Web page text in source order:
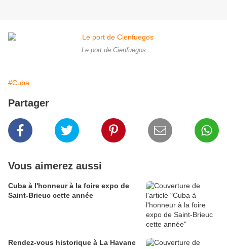
Le port de Cienfuegos
#Cuba
Partager
Vous aimerez aussi
Cuba à l'honneur à la foire expo de
Saint-Brieuc cette année
Rendez-vous historique à La Havane